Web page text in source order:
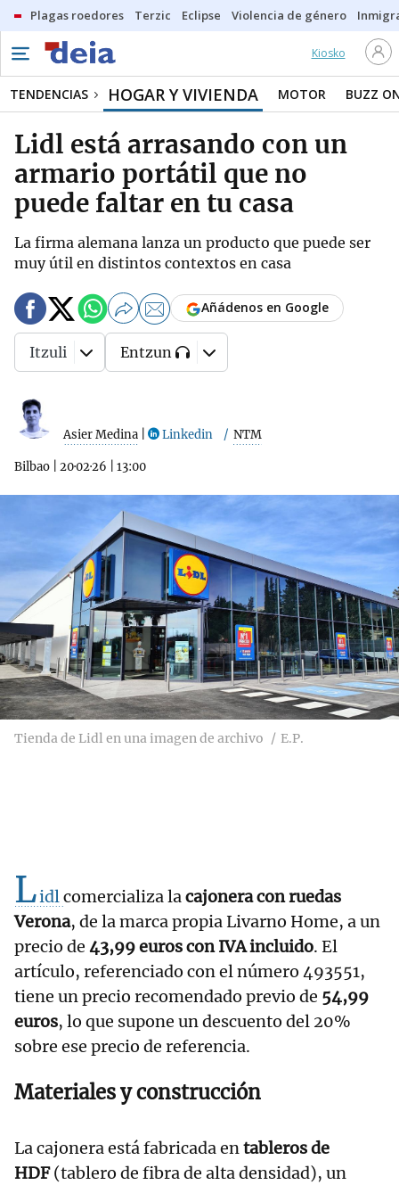
Plagas roedores Terzic Eclipse Violencia de género
Kiosko
TENDENCIAS HOGAR Y VIVIENDA MOTOR BUZZ
Lidl está arrasando con un
armario portátil que no
puede faltar en tu casa
La firma alemana lanza un producto que puede ser
muy útil en distintos contextos en casa
Asier Medina Linkedin NTM
Bilbao 20·02·26 13:00
Añádenos en Google
Itzuli Entzun
Tienda de Lidl en una imagen de archivo E.P.
Lidlcomercializa lacajonera con ruedas
Verona, de la marca propia Livarno Home, a un
precio de 43,99 euros con IVA incluido. El
artículo, referenciado con el número 493551,
tiene un precio recomendado previo de 54,99
euros, lo que supone un descuento del 20%
sobre ese precio de referencia.
Materiales y construcción
La cajonera está fabricada entableros de
HDF(tablero de fibra de alta densidad), un